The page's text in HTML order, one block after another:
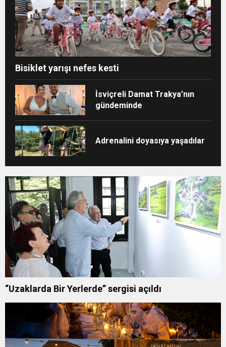
Bisiklet yarışı nefes kesti
İsviçreli Damat Trakya’nın
gündeminde
Adrenalini doyasıya yaşadılar
“Uzaklarda Bir Yerlerde” sergisi açıldı